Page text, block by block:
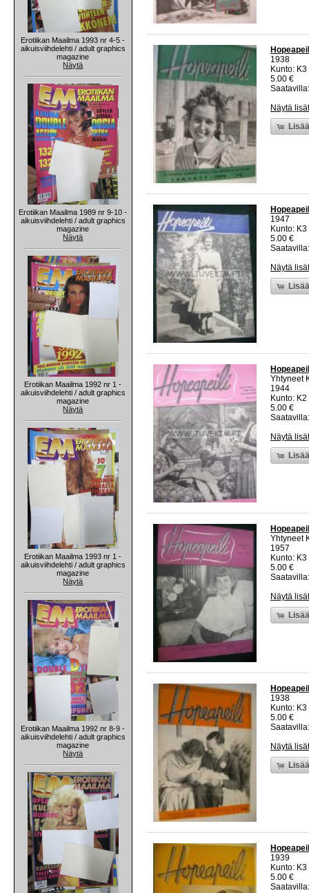
Erotiikan Maailma 1993 nr 4-5 -
aikuisviihdelehti / adult graphics
magazine
Näytä
Erotiikan Maailma 1989 nr 9-10 -
aikuisviihdelehti / adult graphics
magazine
Näytä
Erotiikan Maailma 1992 nr 1 -
aikuisviihdelehti / adult graphics
magazine
Näytä
Erotiikan Maailma 1993 nr 1 -
aikuisviihdelehti / adult graphics
magazine
Näytä
Erotiikan Maailma 1992 nr 8-9 -
aikuisviihdelehti / adult graphics
magazine
Näytä
1938
Kunto:
5.00 €
Näytä
1947
Kunto:
5.00 €
Näytä
Yhtyneet
1944
Kunto:
5.00 €
Näytä
Yhtyneet
1957
Kunto:
5.00 €
Näytä
1938
Kunto:
5.00 €
Näytä
1939
Kunto:
5.00 €